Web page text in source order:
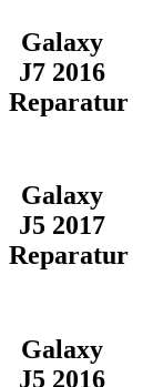
Galaxy
J7 2016
Reparatur
Galaxy
J5 2017
Reparatur
Galaxy
J5 2016